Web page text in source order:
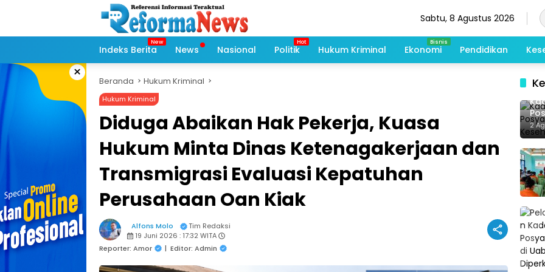
Sabtu, 8 Agustus 2026
Indeks Berita News Nasional Politik Hukum Kriminal Ekonomi Pendidikan
× Beranda Hukum Kriminal
Hukum Kriminal
Diduga Abaikan Hak Pekerja, Kuasa
Hukum Minta Dinas Ketenagakerjaan dan
Transmigrasi Evaluasi Kepatuhan
Perusahaan Oan Kiak
Alfons Molo
Tim Redaksi
19 Juni 2026 : 17:32 WITA
Reporter: Amor
| Editor: Admin
2